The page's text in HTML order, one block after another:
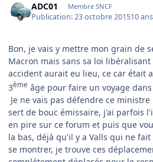
ADC01 Membre SNCF
Publication:23 octobre 201510 ans
Bon, je vais y mettre mon grain de
Macron mais sans sa loi
accident aurait eu lieu, ce car était
3ème âge pour faire un voyage
Je ne vais pas défendre ce
sert de bouc émissaire, j'ai parfois
en pire sur ce forum et puis que
la bas, déjà qu'il y a Valls qui ne
se montrer, je trouve ces